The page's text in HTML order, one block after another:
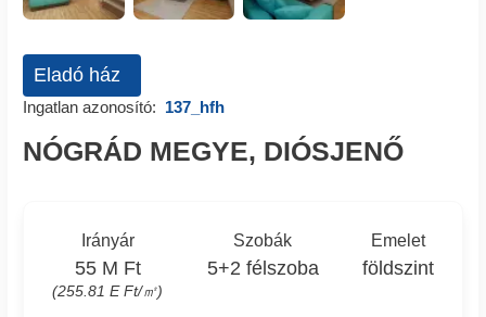
Eladó ház
Ingatlan azonosító: 137_hfh
NÓGRÁD MEGYE, DIÓSJENŐ
Irányár
55 M Ft
(255.81 E Ft/㎡)
Szobák
5+2 félszoba
Emelet
földszint